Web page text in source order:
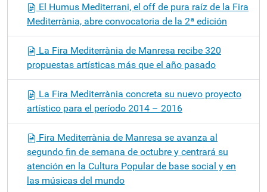
El Humus Mediterrani, el off de pura raíz de la Fira
Mediterrània, abre convocatoria de la 2ª edición
La Fira Mediterrània de Manresa recibe 320
propuestas artísticas más que el año pasado
La Fira Mediterrània concreta su nuevo proyecto
artístico para el período 2014 – 2016
Fira Mediterrània de Manresa se avanza al
segundo fin de semana de octubre y centrará su
atención en la Cultura Popular de base social y en
las músicas del mundo